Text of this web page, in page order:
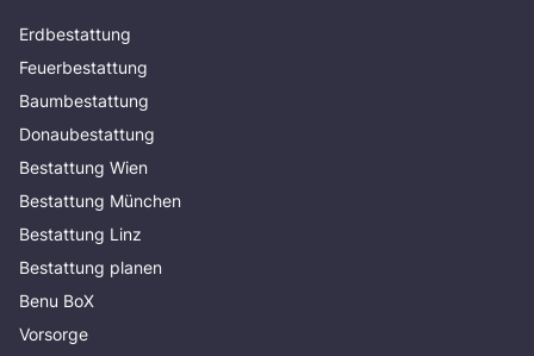
Erdbestattung
Feuerbestattung
Baumbestattung
Donaubestattung
Bestattung Wien
Bestattung München
Bestattung Linz
Bestattung planen
Benu BoX
Vorsorge